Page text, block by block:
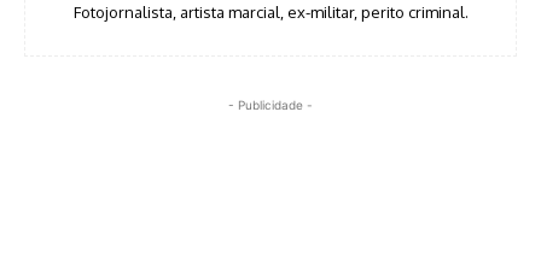
Fotojornalista, artista marcial, ex-militar, perito criminal.
- Publicidade -